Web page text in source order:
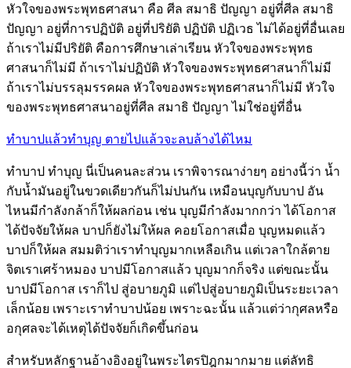
หัวใจของพระพุทธศาสนา คือ ศีล สมาธิ ปัญญา อยู่ที่ศีล สมาธิ
ปัญญา อยู่ที่การปฏิบัติ อยู่ที่ปริยัติ ปฏิบัติ ปฏิเวธ ไม่ได้อยู่ที่อื่นเลย
ถ้าเราไม่มีปริยัติ คือการศึกษาเล่าเรียน หัวใจของพระพุทธ
ศาสนาก็ไม่มี ถ้าเราไม่ปฏิบัติ หัวใจของพระพุทธศาสนาก็ไม่มี
ถ้าเราไม่บรรลุมรรคผล หัวใจของพระพุทธศาสนาก็ไม่มี หัวใจ
ของพระพุทธศาสนาอยู่ที่ศีล สมาธิ ปัญญา ไม่ใช่อยู่ที่อื่น
ทำบาปแล้วทำบุญ ตายไปแล้วจะลบล้างได้ไหม
ทำบาป ทำบุญ นี่เป็นคนละส่วน เราพิจารณาง่ายๆ อย่างนี้ว่า น้ำ
กับน้ำมันอยู่ในขวดเดียวกันก็ไม่ปนกัน เหมือนบุญกับบาป อัน
ไหนมีกำลังกล้าก็ให้ผลก่อน เช่น บุญมีกำลังมากกว่า ได้โอกาส
ได้ปัจจัยให้ผล บาปก็ยังไม่ให้ผล คอยโอกาสเมื่อ บุญหมดแล้ว
บาปก็ให้ผล สมมติว่าเราทำบุญมากเหลือเกิน แต่เวลาใกล้ตาย
จิตเราเศร้าหมอง บาปมีโอกาสแล้ว บุญมากก็จริง แต่ขณะนั้น
บาปมีโอกาส เราก็ไป สู่อบายภูมิ แต่ไปสู่อบายภูมิเป็นระยะเวลา
เล็กน้อย เพราะเราทำบาปน้อย เพราะฉะนั้น แล้วแต่ว่ากุศลหรือ
อกุศลจะได้เหตุได้ปัจจัยก็เกิดขึ้นก่อน
สำหรับหลักฐานอ้างอิงอยู่ในพระไตรปิฎกมากมาย แต่ลัทธิ